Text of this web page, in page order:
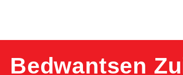
Bedwantsen